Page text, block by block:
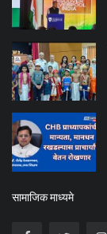
सामाजिक माध्यमे